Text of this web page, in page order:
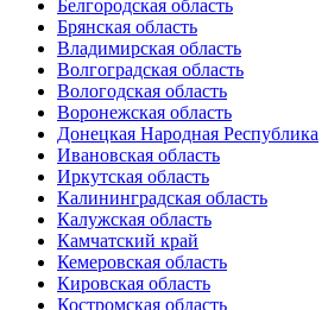
Белгородская область
Брянская область
Владимирская область
Волгоградская область
Вологодская область
Воронежская область
Донецкая Народная Республика
Ивановская область
Иркутская область
Калининградская область
Калужская область
Камчатский край
Кемеровская область
Кировская область
Костромская область